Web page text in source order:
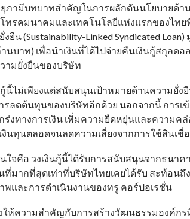
ยุภามีบทบาทสำคัญในการผลักดันนโยบายด้า
ทรคมนาคมและเทคโนโลยีแห่งแรกของไทย
งยืน (Sustainability-Linked Syndicated
นบาท) เพื่อนำเงินที่ได้ไปจ่ายคืนเงินกู้สกุลด
ามยั่งยืนของบริษัท
กู้นี้ไม่เพียงแต่สนับสนุนเป้าหมายด้านความยั่
รลดต้นทุนของบริษัทอีกด้วย นอกจากนี้ การเ
ร่งทางการเงิน เพิ่มความยืดหยุ่นและความค
งินทุนตลอดจนลดความเสี่ยงจากการใช้สินเชื่
ใจคือ วงเงินกู้นี้ได้รับการสนับสนุนจากธนา
ที่มากที่สุดเท่าที่บริษัทไทยเคยได้รับ สะท้อน
พและการดำเนินงานของทรู คอร์ปอเรชั่น
ให้ความสำคัญกับการสร้างวัฒนธรรมองค์กร